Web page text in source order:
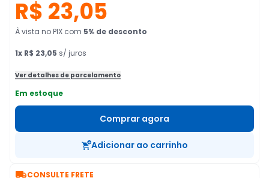
R$ 23,05
À vista no PIX com 5% de desconto
1x R$ 23,05 s/ juros
Ver detalhes de parcelamento
Em estoque
Comprar agora
Adicionar ao carrinho
CONSULTE FRETE